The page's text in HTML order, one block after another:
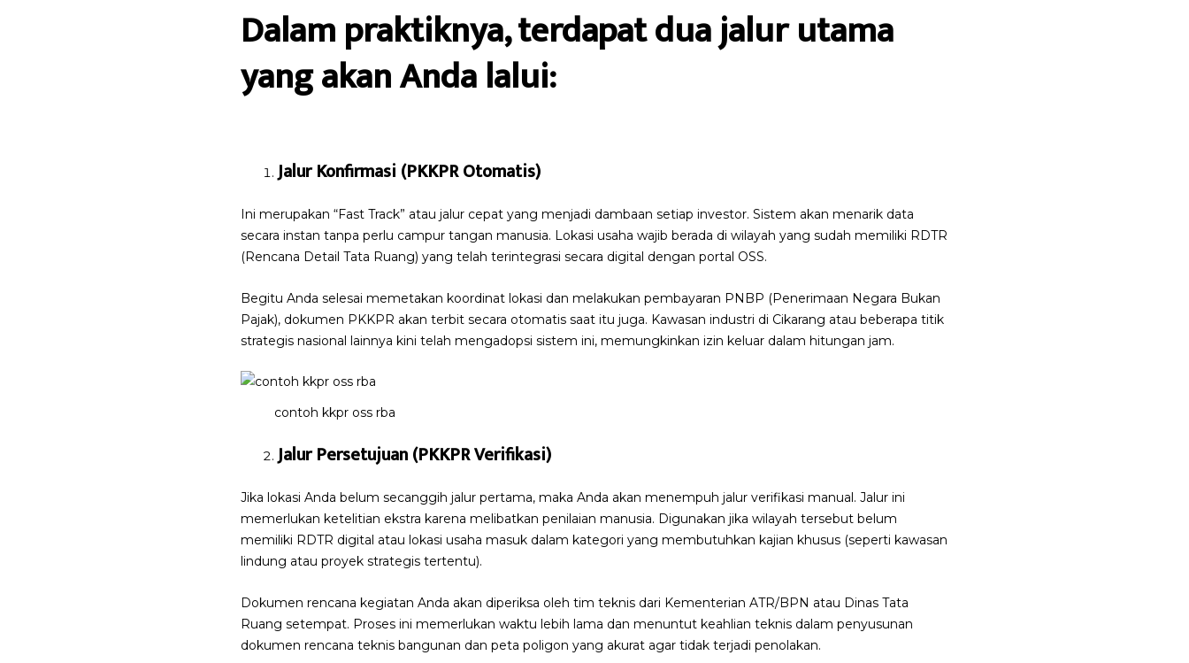
Dalam praktiknya, terdapat dua jalur utama
yang akan Anda lalui:
Jalur Konfirmasi (PKKPR Otomatis)
Ini merupakan “Fast Track” atau jalur cepat yang menjadi dambaan setiap investor. Sistem akan menarik data
secara instan tanpa perlu campur tangan manusia. Lokasi usaha wajib berada di wilayah yang sudah memiliki RDTR
(Rencana Detail Tata Ruang) yang telah terintegrasi secara digital dengan portal OSS.
Begitu Anda selesai memetakan koordinat lokasi dan melakukan pembayaran PNBP (Penerimaan Negara Bukan
Pajak), dokumen PKKPR akan terbit secara otomatis saat itu juga. Kawasan industri di Cikarang atau beberapa titik
strategis nasional lainnya kini telah mengadopsi sistem ini, memungkinkan izin keluar dalam hitungan jam.
contoh kkpr oss rba
Jalur Persetujuan (PKKPR Verifikasi)
Jika lokasi Anda belum secanggih jalur pertama, maka Anda akan menempuh jalur verifikasi manual. Jalur ini
memerlukan ketelitian ekstra karena melibatkan penilaian manusia. Digunakan jika wilayah tersebut belum
memiliki RDTR digital atau lokasi usaha masuk dalam kategori yang membutuhkan kajian khusus (seperti kawasan
lindung atau proyek strategis tertentu).
Dokumen rencana kegiatan Anda akan diperiksa oleh tim teknis dari Kementerian ATR/BPN atau Dinas Tata
Ruang setempat. Proses ini memerlukan waktu lebih lama dan menuntut keahlian teknis dalam penyusunan
dokumen rencana teknis bangunan dan peta poligon yang akurat agar tidak terjadi penolakan.